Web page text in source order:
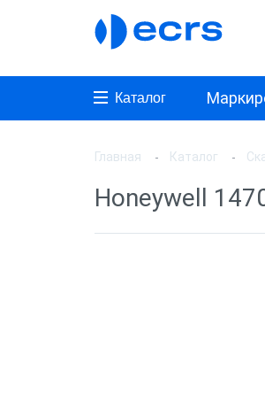
Каталог
Главная Каталог
Honeywell